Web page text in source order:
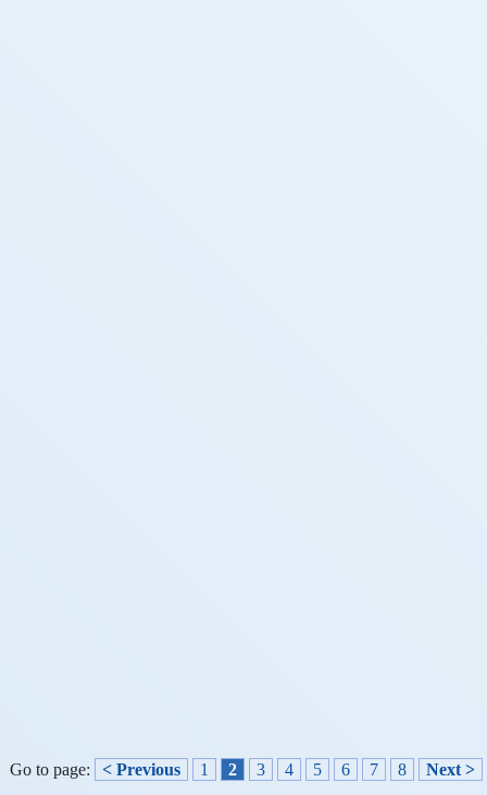
Go to page: < Previous 1 2 3 4 5 6 7 8 Next >